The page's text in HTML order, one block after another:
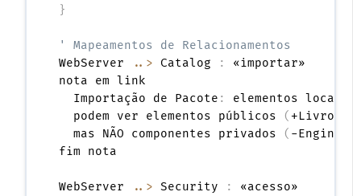
}
' Mapeamentos de Relacionamentos
WebServer
..> Catalog :
«importar»
nota em link
  Importação de Pacote
:
elementos locais
  podem ver elementos públicos
( +Livro
  mas NÃO componentes privados
( -
fim nota
WebServer ..> Security :
«acesso»